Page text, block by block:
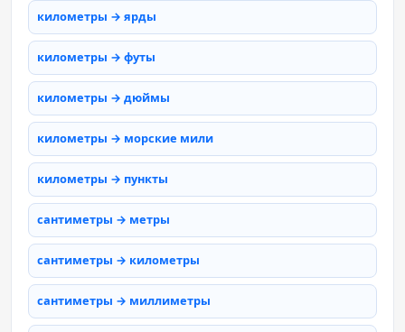
километры → ярды
километры → футы
километры → дюймы
километры → морские мили
километры → пункты
сантиметры → метры
сантиметры → километры
сантиметры → миллиметры